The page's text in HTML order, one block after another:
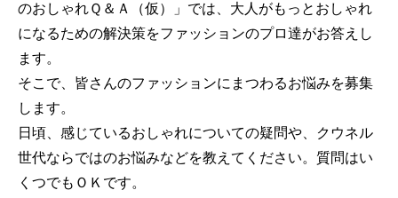
のおしゃれＱ＆Ａ（仮）」では、大人がもっとおしゃれ
になるための解決策をファッションのプロ達がお答えし
ます。
そこで、皆さんのファッションにまつわるお悩みを募集
します。
日頃、感じているおしゃれについての疑問や、クウネル
世代ならではのお悩みなどを教えてください。質問はい
くつでもＯＫです。